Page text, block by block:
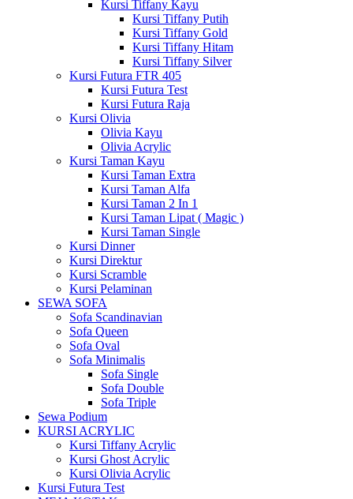
Kursi Tiffany Kayu
Kursi Tiffany Putih
Kursi Tiffany Gold
Kursi Tiffany Hitam
Kursi Tiffany Silver
Kursi Futura FTR 405
Kursi Futura Test
Kursi Futura Raja
Kursi Olivia
Olivia Kayu
Olivia Acrylic
Kursi Taman Kayu
Kursi Taman Extra
Kursi Taman Alfa
Kursi Taman 2 In 1
Kursi Taman Lipat ( Magic )
Kursi Taman Single
Kursi Dinner
Kursi Direktur
Kursi Scramble
Kursi Pelaminan
SEWA SOFA
Sofa Scandinavian
Sofa Queen
Sofa Oval
Sofa Minimalis
Sofa Single
Sofa Double
Sofa Triple
Sewa Podium
KURSI ACRYLIC
Kursi Tiffany Acrylic
Kursi Ghost Acrylic
Kursi Olivia Acrylic
Kursi Futura Test